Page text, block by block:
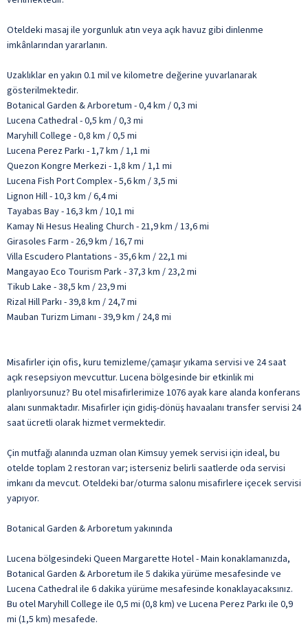
Oteldeki masaj ile yorgunluk atın veya açık havuz gibi dinlenme
imkânlarından yararlanın.
Uzaklıklar en yakın 0.1 mil ve kilometre değerine yuvarlanarak
gösterilmektedir.
Botanical Garden & Arboretum - 0,4 km / 0,3 mi
Lucena Cathedral - 0,5 km / 0,3 mi
Maryhill College - 0,8 km / 0,5 mi
Lucena Perez Parkı - 1,7 km / 1,1 mi
Quezon Kongre Merkezi - 1,8 km / 1,1 mi
Lucena Fish Port Complex - 5,6 km / 3,5 mi
Lignon Hill - 10,3 km / 6,4 mi
Tayabas Bay - 16,3 km / 10,1 mi
Kamay Ni Hesus Healing Church - 21,9 km / 13,6 mi
Girasoles Farm - 26,9 km / 16,7 mi
Villa Escudero Plantations - 35,6 km / 22,1 mi
Mangayao Eco Tourism Park - 37,3 km / 23,2 mi
Tikub Lake - 38,5 km / 23,9 mi
Rizal Hill Parkı - 39,8 km / 24,7 mi
Mauban Turizm Limanı - 39,9 km / 24,8 mi
Misafirler için ofis, kuru temizleme/çamaşır yıkama servisi ve 24 saat
açık resepsiyon mevcuttur. Lucena bölgesinde bir etkinlik mi
planlıyorsunuz? Bu otel misafirlerimize 1076 ayak kare alanda konferans
alanı sunmaktadır. Misafirler için gidiş-dönüş havaalanı transfer servisi 24
saat ücretli olarak hizmet vermektedir.
Çin mutfağı alanında uzman olan Kimsuy yemek servisi için ideal, bu
otelde toplam 2 restoran var; isterseniz belirli saatlerde oda servisi
imkanı da mevcut. Oteldeki bar/oturma salonu misafirlere içecek servisi
yapıyor.
Botanical Garden & Arboretum yakınında
Lucena bölgesindeki Queen Margarette Hotel - Main konaklamanızda,
Botanical Garden & Arboretum ile 5 dakika yürüme mesafesinde ve
Lucena Cathedral ile 6 dakika yürüme mesafesinde konaklayacaksınız.
Bu otel Maryhill College ile 0,5 mi (0,8 km) ve Lucena Perez Parkı ile 0,9
mi (1,5 km) mesafede.